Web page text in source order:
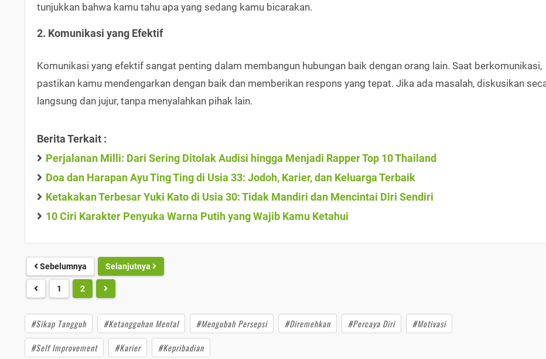
tunjukkan bahwa kamu tahu apa yang sedang kamu bicarakan.
2. Komunikasi yang Efektif
Komunikasi yang efektif sangat penting dalam membangun hubungan baik dengan orang lain. Saat berkomunikasi,
pastikan kamu mendengarkan dengan baik dan memberikan respons yang tepat. Jika ada masalah, diskusikan
langsung dan jujur, tanpa menyalahkan pihak lain.
Berita Terkait :
Perjalanan Milli: Dari Sering Ditolak Audisi hingga Menjadi Rapper Top 10 Thailand
Doa dan Harapan Ayu Ting Ting di Usia 33: Jodoh, Karier, dan Keluarga Terbaik
Ketakakan Terbesar Yuki Kato di Usia 30: Tidak Mandiri dan Mencintai Diri Sendiri
10 Ciri Karakter Penyuka Warna Putih yang Wajib Kamu Ketahui
Sebelumnya Selanjutnya
1 2
#Sikap Tangguh #Ketangguhan Mental #Mengubah Persepsi #Diremehkan #Percaya Diri
#Motivasi
#Self Improvement
#Karier #Kepribadian